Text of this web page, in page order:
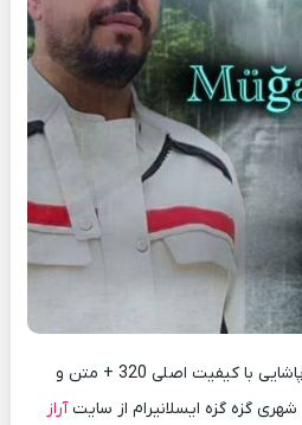
دانلود آهنگ جدید وحید پاشایی با کیفیت اصلی 320 + متن و
گزه گزه ایسلانیرام از سایتآراز